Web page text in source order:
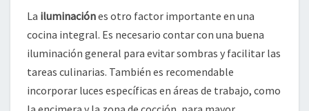
La iluminaciónes otro factor importante en una
cocina integral. Es necesario contar con una buena
iluminación general para evitar sombras y facilitar las
tareas culinarias. También es recomendable
incorporar luces específicas en áreas de trabajo, como